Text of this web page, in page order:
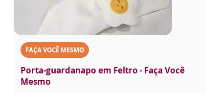
FAÇA VOCÊ MESMO
Porta-guardanapo em Feltro - Faça Você
Mesmo